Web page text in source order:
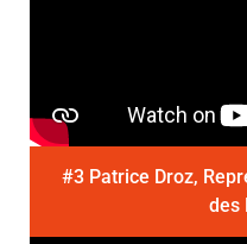
#3 Patrice Droz,
des